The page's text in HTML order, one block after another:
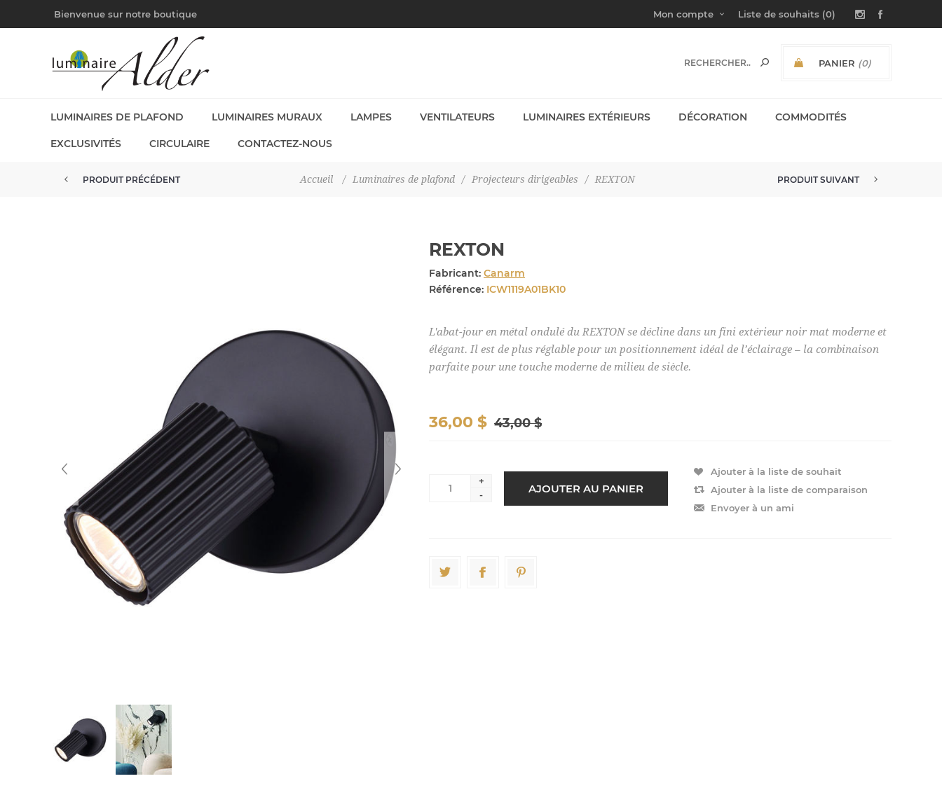
Bienvenue sur notre boutique Mon compte Liste de souhaits (0)
PANIER (0)
LUMINAIRES DE PLAFOND LUMINAIRES MURAUX LAMPES VENTILATEURS LUMINAIRES EXTÉRIEURS DÉCORATION COMMODITÉS
EXCLUSIVITÉS CIRCULAIRE CONTACTEZ-NOUS
Accueil / Luminaires de plafond / Projecteurs dirigeables / REXTON
PRODUIT PRÉCÉDENT PRODUIT SUIVANT
REXTON
Fabricant: Canarm
Référence: ICW1119A01BK10
L'abat-jour en métal ondulé du REXTON se décline dans un fini extérieur noir mat moderne et
élégant. Il est de plus réglable pour un positionnement idéal de l’éclairage – la combinaison
parfaite pour une touche moderne de milieu de siècle.
43,00 $
36,00 $
+
-